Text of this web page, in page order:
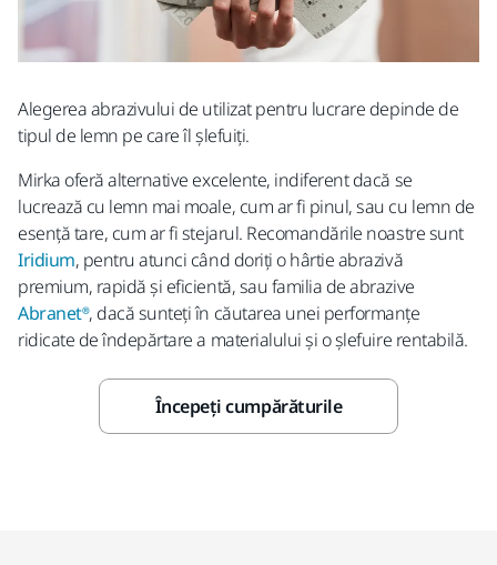
Alegerea abrazivului de utilizat pentru lucrare depinde de
tipul de lemn pe care îl șlefuiți.
Mirka oferă alternative excelente, indiferent dacă se
lucrează cu lemn mai moale, cum ar fi pinul, sau cu lemn de
esență tare, cum ar fi stejarul. Recomandările noastre sunt
Iridium, pentru atunci când doriți o hârtie abrazivă
premium, rapidă și eficientă, sau familia de abrazive
Abranet®, dacă sunteți în căutarea unei performanțe
ridicate de îndepărtare a materialului și o șlefuire rentabilă.
Începeți cumpărăturile